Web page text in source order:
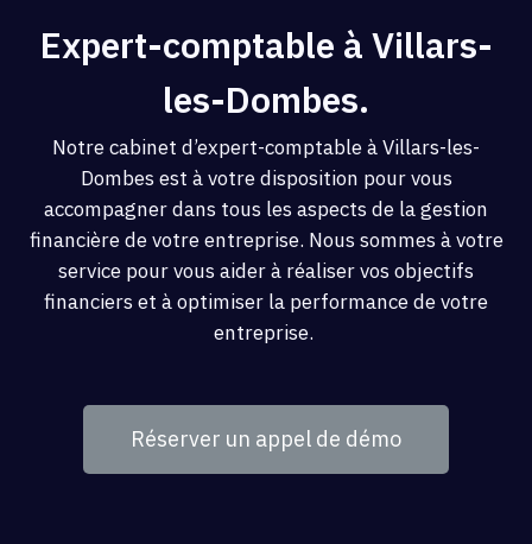
Expert-comptable à Villars-
les-Dombes.
Notre cabinet d’expert-comptable à Villars-les-
Dombes est à votre disposition pour vous
accompagner dans tous les aspects de la gestion
financière de votre entreprise. Nous sommes à votre
service pour vous aider à réaliser vos objectifs
financiers et à optimiser la performance de votre
entreprise.
Réserver un appel de démo